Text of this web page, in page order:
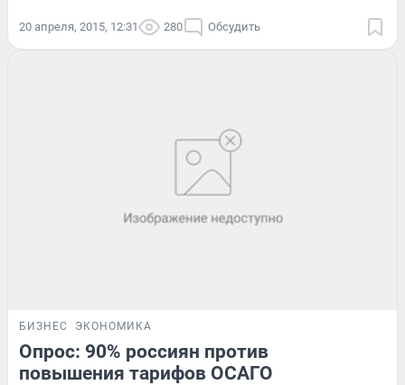
20 апреля, 2015, 12:31 280 Обсудить
БИЗНЕС ЭКОНОМИКА
Опрос: 90% россиян против
повышения тарифов ОСАГО